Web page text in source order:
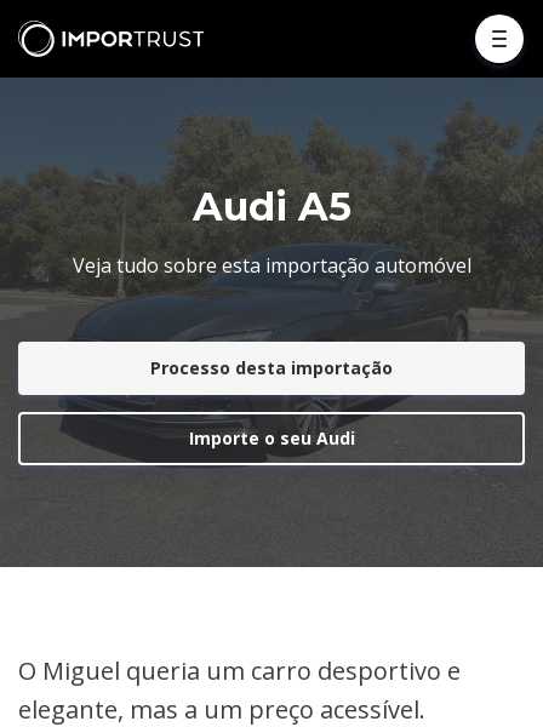
Audi A5
Veja tudo sobre esta importação automóvel
Processo desta importação
Importe o seu Audi
O Miguel queria um carro desportivo e
elegante, mas a um preço acessível.